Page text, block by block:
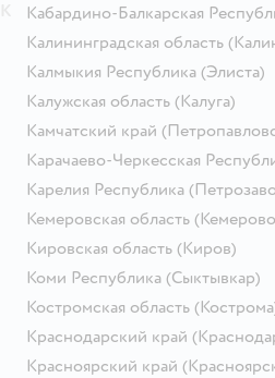
Кабардино-Балкарская
Калининградская область
Калмыкия Республика (Элиста)
Калужская область (Калуга)
Камчатский край
Карачаево-Черкесская
Карелия Республика
Кемеровская область
Кировская область (Киров)
Коми Республика (Сыктывкар)
Костромская область
Краснодарский край
Красноярский край